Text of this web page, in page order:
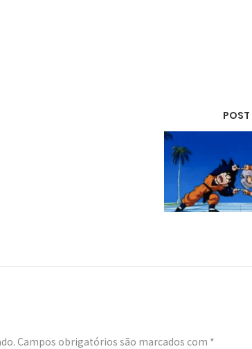
POST
Campos obrigatórios são marcados com *